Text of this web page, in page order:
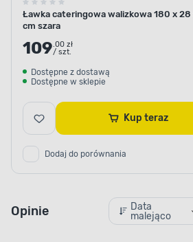
UNIWERSALNE UŻYCIE
Prostota
Ławka cateringowa walizkowa 180 x 28
cm szara
109.00 zł
/ szt.
Dostępne z dostawą
Dostępne w sklepie
Kup teraz
Dodaj do porównania
Opinie
Data
malejąco